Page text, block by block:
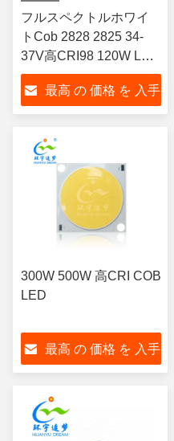
フルスペクトルホワイ
トCob 2828 2825 34-
37V高CRI98 120W LED
チップ
最高 の 価格 を 入手
300W 500W 高CRI COB
LED
最高 の 価格 を 入手